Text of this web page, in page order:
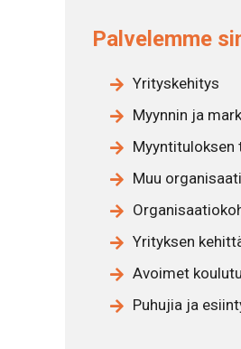
Palvelemme
Yrityskehitys
Myynnin ja
Myyntituloksen
Muu
Yrityksen
Avoimet
Puhujia ja